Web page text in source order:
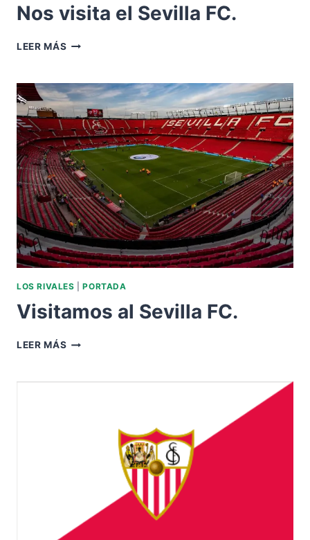
Nos visita el Sevilla FC.
LEER MÁS NOS
SEVILLA
FC.
LOS RIVALES |PORTADA
Visitamos al Sevilla FC.
LEER MÁS VISITAMOS
FC.